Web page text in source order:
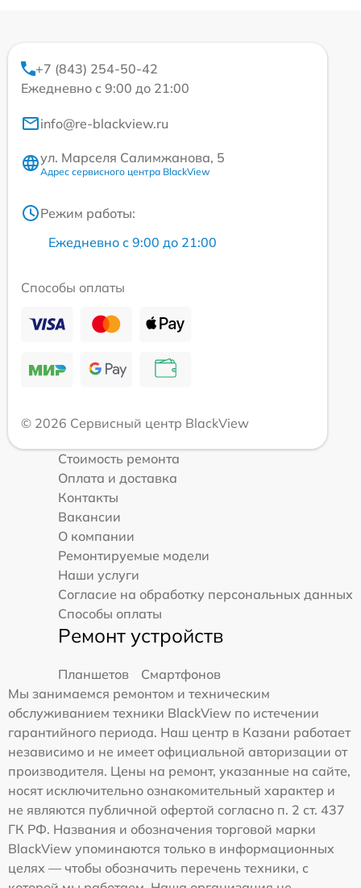
+7 (843) 254-50-42
Ежедневно с 9:00 до 21:00
info@re-blackview.ru
ул. Марселя Салимжанова, 5
Адрес сервисного центра BlackView
Режим работы:
Ежедневно с 9:00 до 21:00
Способы оплаты
© 2026 Сервисный центр BlackView
Стоимость ремонта
Оплата и доставка
Контакты
Вакансии
О компании
Ремонтируемые модели
Наши услуги
Согласие на обработку персональных данных
Способы оплаты
Ремонт устройств
Планшетов
Смартфонов
Мы занимаемся ремонтом и техническим
обслуживанием техники BlackView по истечении
гарантийного периода. Наш центр в Казани работает
независимо и не имеет официальной авторизации от
производителя. Цены на ремонт, указанные на сайте,
носят исключительно ознакомительный характер и
не являются публичной офертой согласно п. 2 ст. 437
ГК РФ. Названия и обозначения торговой марки
BlackView упоминаются только в информационных
целях — чтобы обозначить перечень техники, с